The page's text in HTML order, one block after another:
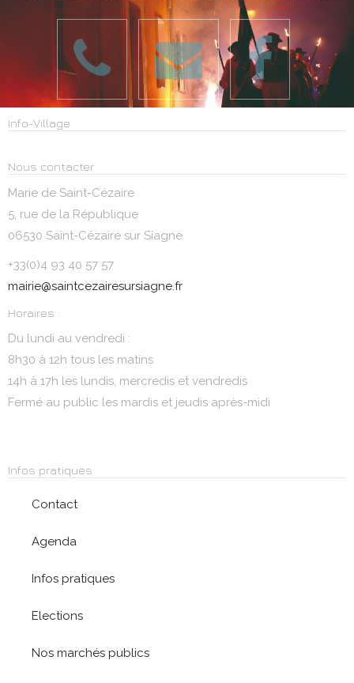
Info-Village
Nous contacter
Marie de Saint-Cézaire
5, rue de la République
06530 Saint-Cézaire sur Siagne
+33(0)4 93 40 57 57
mairie@saintcezairesursiagne.fr
Horaires :
Du lundi au vendredi :
8h30 à 12h tous les matins
14h à 17h les lundis, mercredis et vendredis
Fermé au public les mardis et jeudis après-midi
Infos pratiques
Contact
Agenda
Infos pratiques
Elections
Nos marchés publics